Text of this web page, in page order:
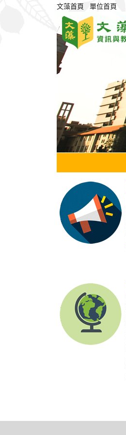
文藻首頁 單位首頁